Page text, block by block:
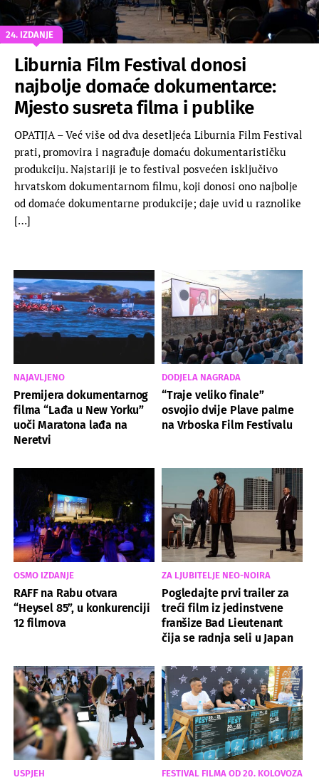
24. IZDANJE
Liburnia Film Festival donosi
najbolje domaće dokumentarce:
Mjesto susreta filma i publike
OPATIJA – Već više od dva desetljeća Liburnia Film Festival
prati, promovira i nagrađuje domaću dokumentarističku
produkciju. Najstariji je to festival posvećen isključivo
hrvatskom dokumentarnom filmu, koji donosi ono najbolje
od domaće dokumentarne produkcije; daje uvid u raznolike
[…]
NAJAVLJENO
Premijera dokumentarnog
filma “Lađa u New Yorku”
uoči Maratona lađa na
Neretvi
DODJELA NAGRADA
“Traje veliko finale”
osvojio dvije Plave palme
na Vrboska Film Festivalu
OSMO IZDANJE
RAFF na Rabu otvara
“Heysel 85”, u konkurenciji
12 filmova
ZA LJUBITELJE NEO-NOIRA
Pogledajte prvi trailer za
treći film iz jedinstvene
franšize Bad Lieutenant
čija se radnja seli u Japan
USPJEH FESTIVAL FILMA OD 20. KOLOVOZA